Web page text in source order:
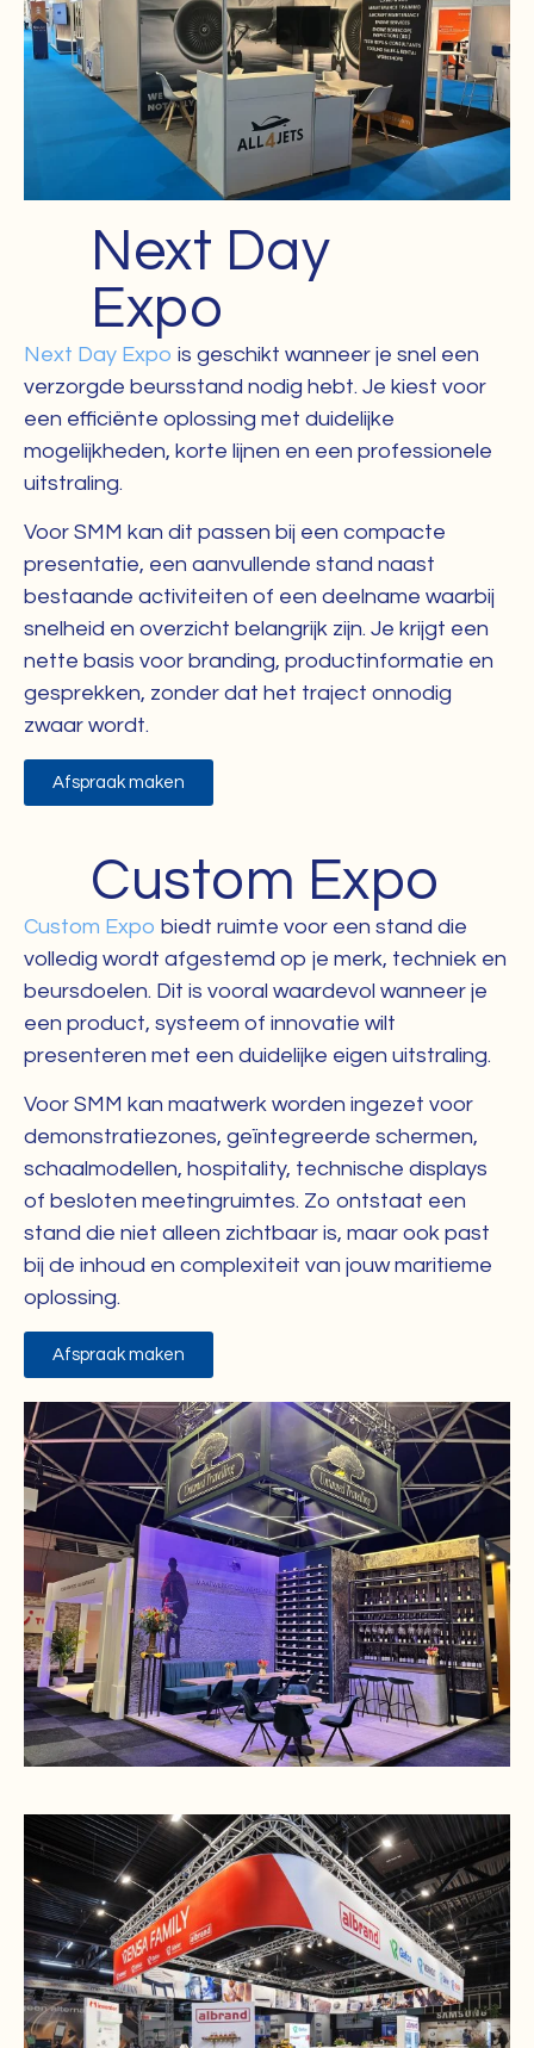
Next Day
Expo
Next Day Expo is geschikt wanneer je snel een
verzorgde beursstand nodig hebt. Je kiest voor
een efficiënte oplossing met duidelijke
mogelijkheden, korte lijnen en een professionele
uitstraling.
Voor SMM kan dit passen bij een compacte
presentatie, een aanvullende stand naast
bestaande activiteiten of een deelname waarbij
snelheid en overzicht belangrijk zijn. Je krijgt een
nette basis voor branding, productinformatie en
gesprekken, zonder dat het traject onnodig
zwaar wordt.
Afspraak maken
Custom Expo
Custom Expo biedt ruimte voor een stand die
volledig wordt afgestemd op je merk, techniek en
beursdoelen. Dit is vooral waardevol wanneer je
een product, systeem of innovatie wilt
presenteren met een duidelijke eigen uitstraling.
Voor SMM kan maatwerk worden ingezet voor
demonstratiezones, geïntegreerde schermen,
schaalmodellen, hospitality, technische displays
of besloten meetingruimtes. Zo ontstaat een
stand die niet alleen zichtbaar is, maar ook past
bij de inhoud en complexiteit van jouw maritieme
oplossing.
Afspraak maken